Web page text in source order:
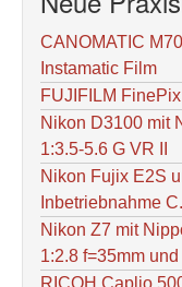
CANOMATIC
Instamatic Film
FUJIFILM
Nikon D3100 mit
1:3.5-5.6 G VR II
Nikon Fujix E2S
Inbetriebnahme
Nikon Z7 mit
1:2.8 f=35mm
RICOH Caplio